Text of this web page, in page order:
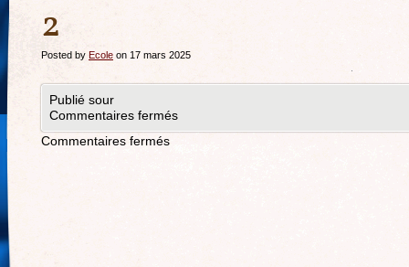
2
Posted by Ecole on 17 mars 2025
Publié sour
Commentaires fermés
Commentaires fermés